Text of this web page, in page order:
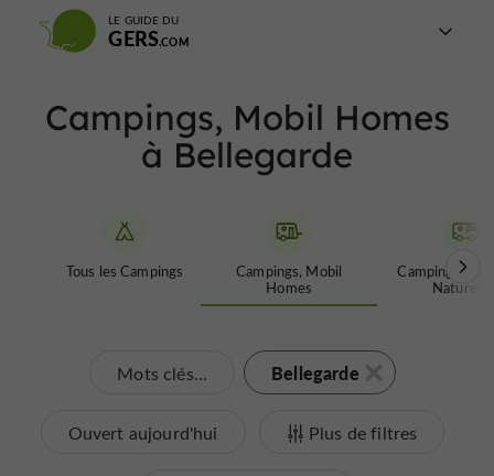
LE GUIDE DU
GERS
Campings, Mobil Homes
à Bellegarde
Tous les Campings
Campings, Mobil
Homes
Campings
Mots clés... Bellegarde
Ouvert aujourd'hui Plus de filtres